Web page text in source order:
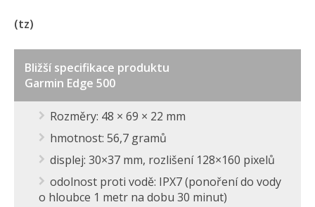
(tz)
Bližší specifikace produktu
Garmin Edge 500
Rozměry: 48 × 69 × 22 mm
hmotnost: 56,7 gramů
displej: 30×37 mm, rozlišení 128×160 pixelů
odolnost proti vodě: IPX7 (ponoření do vody
o hloubce 1 metr na dobu 30 minut)